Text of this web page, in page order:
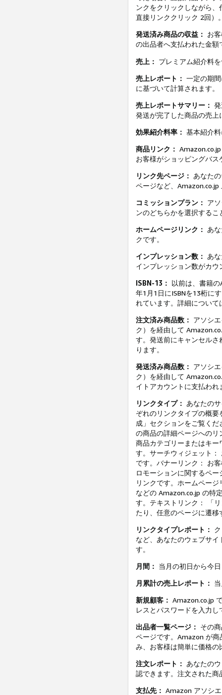
ンクをクリックしながら
直接リンククリック 2回）
発送済み商品の収益： お
の出品者へ支払われた金額
売上： プレミアム紹介料
売上レポート： 一定の期
に基づいて計算されます。
売上レポートサマリー：
発送が完了した商品の売
効果紹介料率： 基本紹介
商品リンク：
お客様がショッピングバ
リンク先ページ： あなた
ページなど、
コミッションプラン： ア
ンのどちらかを選択するこ
ホームページリンク： あ
クです。
インプレッション数： あ
インプレッション数がカウ
ISBN-13： 以前は、書籍
年1月1日にISBNを13桁に
れています。詳細について
注文済み商品数： アソシ
ク）を経由して
す。発送前にキャンセル
ります。
発送済み商品数： アソシ
ク）を経由して
イトアカウントに支払われ
リンクタイプ： あなたの
ぞれのリンクタイプの概
成」セクションをご覧く
の商品の詳細ページへの
商品カテゴリーまたはキ
す。サーチウィジェット
です。バナーリンク： お
ロモーションに関するペ
リンクです。ホームペー
などの Amazon.co.jp の特
す。テキストリンク： 「
たり、任意のページに遷移
リンクタイプレポート：
など、あなたのウェブサ
す。
月間： 当月の初日から今
月累計の売上レポート：
新規顧客： Amazon.co.jp
レスとパスワードを入力
出品者一覧ページ： その
ページです。Amazon が
み、お客様は簡単に価格
注文レポート： あなたの
認できます。注文された
支払先： Amazon アソシ